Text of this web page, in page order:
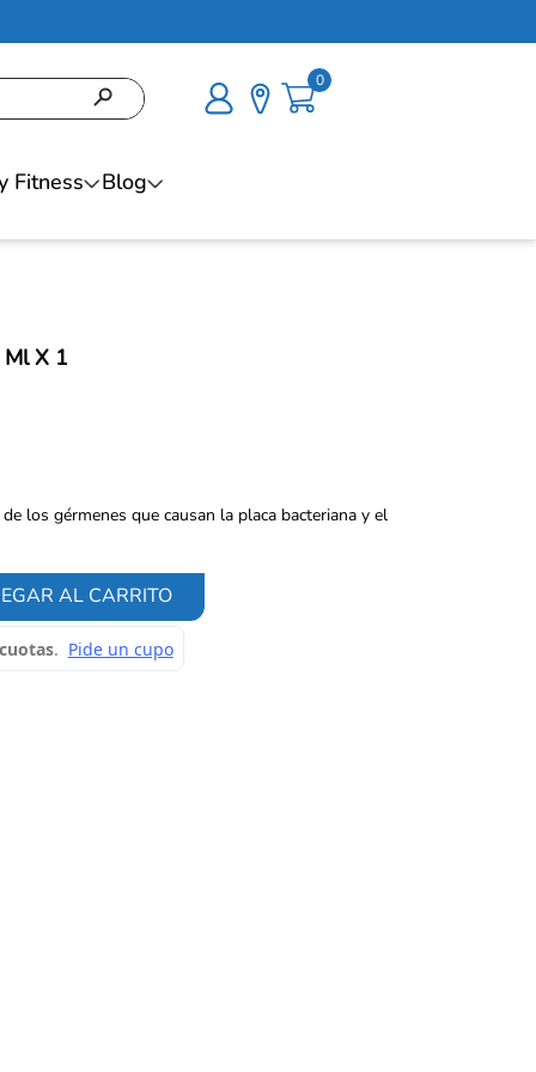
0
Fitness Blog
X 1
los gérmenes que causan la placa bacteriana y el
AL CARRITO